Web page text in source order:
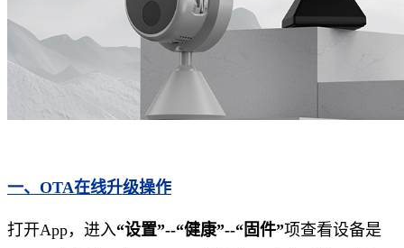
一、OTA在线升级操作
打开App，进入“设置”--“健康”--“固件”项查看设备是